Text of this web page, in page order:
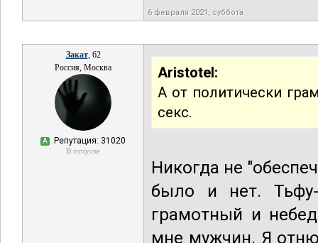
6 февраля 2021, суббота
Закат, 62
Россия, Москва
А Репутация: 31020
В отпуске
Aristotel:
А от политически
секс.
Никогда не
было и нет. Тьфу-
грамотный и
мне мужчин. Я